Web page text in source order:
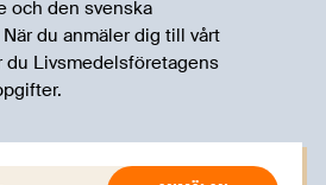
och den svenska
du anmäler dig till vårt
du Livsmedelsföretagens